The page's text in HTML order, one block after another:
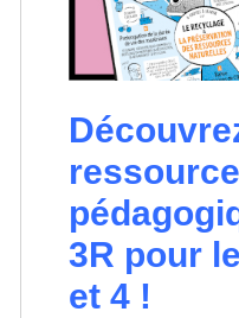
3R pour
et 4 !